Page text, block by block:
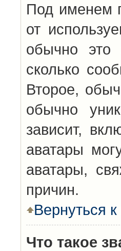
Под именем
от
обычно это
сколько
Второе,
обычно
зависит,
аватары
аватары,
причин.
Вернуться
Что такое